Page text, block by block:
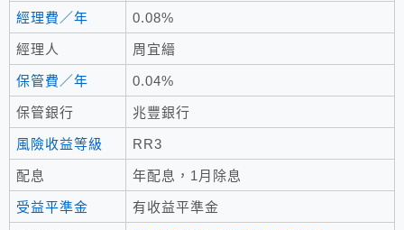
經理費／年 0.08%
經理人 周宜縉
保管費／年 0.04%
保管銀行 兆豐銀行
風險收益等級 RR3
配息 年配息，1月除息
受益平準金 有收益平準金